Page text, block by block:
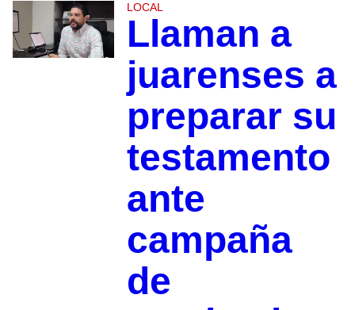
LOCAL
Llaman a
juarenses a
preparar su
testamento
ante
campaña
de